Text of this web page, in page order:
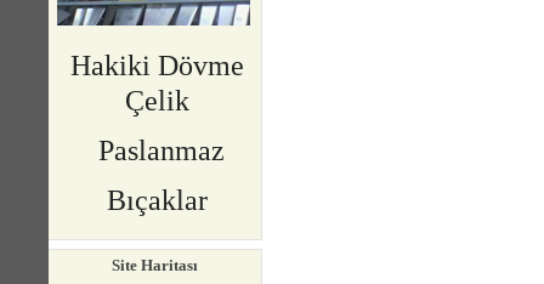
Hakiki Dövme
Çelik
Paslanmaz
Bıçaklar
Site Haritası